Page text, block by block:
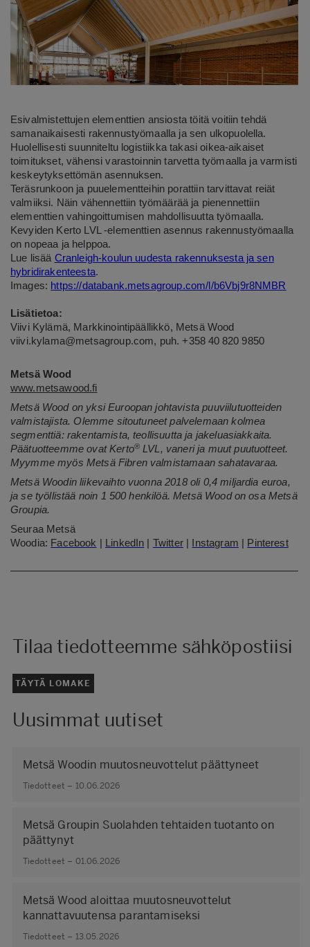
Esivalmistettujen elementtien ansiosta töitä voitiin tehdä
samanaikaisesti rakennustyömaalla ja sen ulkopuolella.
Huolellisesti suunniteltu logistiikka takasi oikea-aikaiset
toimitukset, vähensi varastoinnin tarvetta työmaalla ja varmisti
keskeytyksettömän asennuksen.
Teräsrunkoon ja puuelementteihin porattiin tarvittavat reiät
valmiiksi. Näin vähennettiin työmäärää ja pienennettiin
elementtien vahingoittumisen mahdollisuutta työmaalla.
Kevyiden Kerto LVL -elementtien asennus rakennustyömaalla
on nopeaa ja helppoa.
Lue lisää Cranleigh-koulun uudesta rakennuksesta ja sen
hybridirakenteesta.
Images: https://databank.metsagroup.com/l/b6Vbj9r8NMBR
Lisätietoa:
Viivi Kylämä, Markkinointipäällikkö, Metsä Wood
viivi.kylama@metsagroup.com, puh. +358 40 820 9850
Metsä Wood
www.metsawood.fi
Metsä Wood on yksi Euroopan johtavista puuviilutuotteiden
valmistajista. Olemme sitoutuneet palvelemaan kolmea
segmenttiä: rakentamista, teollisuutta ja jakeluasiakkaita.
Päätuotteemme ovat Kerto® LVL, vaneri ja muut puutuotteet.
Myymme myös Metsä Fibren valmistamaan sahatavaraa.
Metsä Woodin liikevaihto vuonna 2018 oli 0,4 miljardia euroa,
ja se työllistää noin 1 500 henkilöä. Metsä Wood on osa Metsä
Groupia.
Seuraa Metsä
Woodia: Facebook LinkedIn Twitter| Instagram Pinterest
Tilaa tiedotteemme sähköpostiisi
TÄYTÄ LOMAKE
Uusimmat uutiset
Metsä Woodin muutosneuvottelut päättyneet
Tiedotteet – 10.06.2026
Metsä Groupin Suolahden tehtaiden tuotanto on
päättynyt
Tiedotteet – 01.06.2026
Metsä Wood aloittaa muutosneuvottelut
kannattavuutensa parantamiseksi
Tiedotteet – 13.05.2026